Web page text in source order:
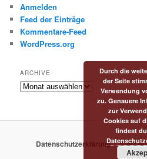
Anmelden
Feed der Einträge
Kommentare-Feed
WordPress.org
ARCHIVE
Archive
Datenschutzerklärung Stolz
Durch die
der Seite
Verwendung
zu. Genauere
zur
Cookies auf
findest